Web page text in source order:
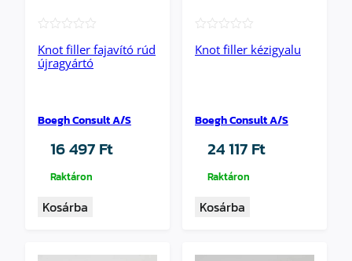
Knot filler fajavító rúd
újragyártó
Boegh Consult A/S
16 497Ft
Raktáron
Kosárba
Knot filler kézigyalu
Boegh Consult A/S
24 117Ft
Raktáron
Kosárba